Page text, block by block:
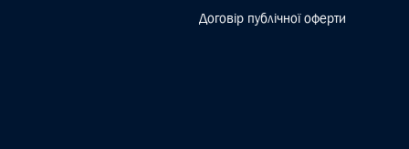
Договір публічної оферти